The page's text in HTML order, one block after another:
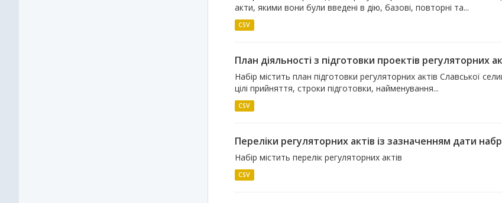
акти, якими вони були введені в дію, базові, повторні та...
CSV
План діяльності з підготовки проектів регуляторних
Набір містить план підготовки регуляторних актів Славської
цілі прийняття, строки підготовки, найменування...
CSV
Переліки регуляторних актів із зазначенням дати
Набір містить перелік регуляторних актів
CSV